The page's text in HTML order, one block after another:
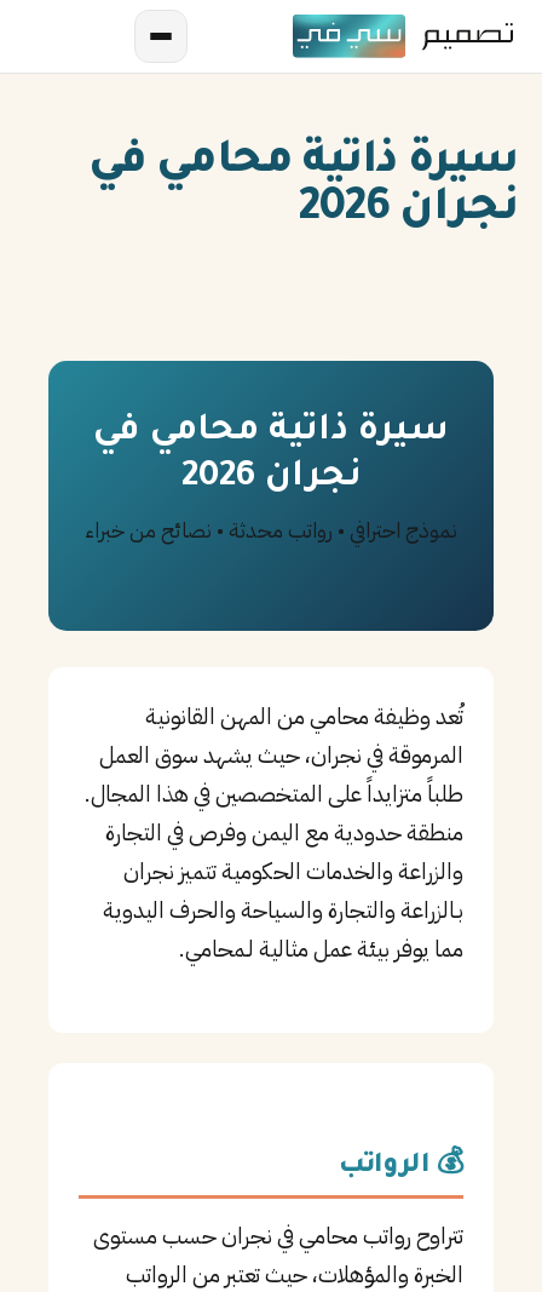
ES
FR
IN
سيرة ذاتية محامي في
نجران 2026
سيرة ذاتية محامي في
نجران 2026
نموذج احترافي • رواتب محدثة • نصائح من خبراء
تُعد وظيفة محامي من المهن القانونية
المرموقة في نجران، حيث يشهد سوق العمل
طلباً متزايداً على المتخصصين في هذا المجال.
منطقة حدودية مع اليمن وفرص في التجارة
والزراعة والخدمات الحكومية تتميز نجران
بـالزراعة والتجارة والسياحة والحرف اليدوية
مما يوفر بيئة عمل مثالية لـمحامي.
💰 الرواتب
تتراوح رواتب محامي في نجران حسب مستوى
الخبرة والمؤهلات، حيث تعتبر من الرواتب